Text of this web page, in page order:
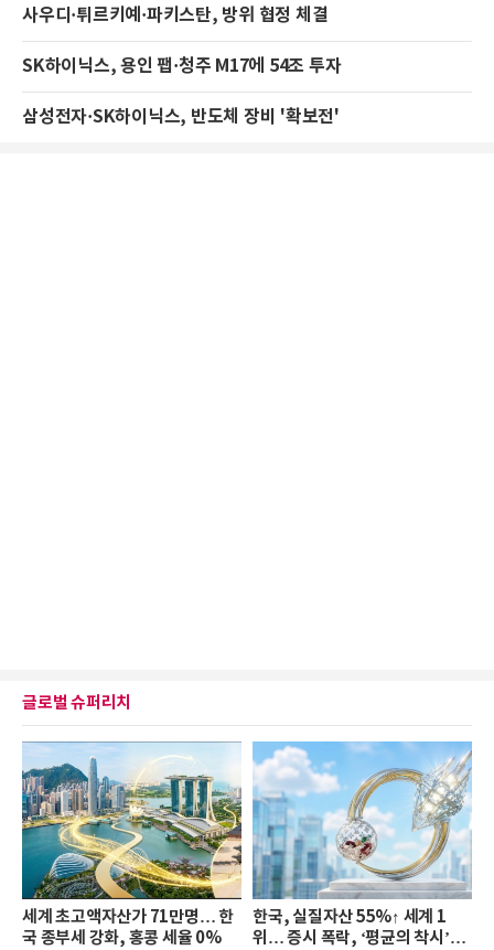
사우디·튀르키예·파키스탄, 방위 협정 체결
SK하이닉스, 용인 팹·청주 M17에 54조 투자
삼성전자·SK하이닉스, 반도체 장비 '확보전'
글로벌 슈퍼리치
세계 초고액자산가 71만명… 한
국 종부세 강화, 홍콩 세율 0%
한국, 실질자산 55%↑ 세계 1
위… 증시 폭락, ‘평균의 착시’와